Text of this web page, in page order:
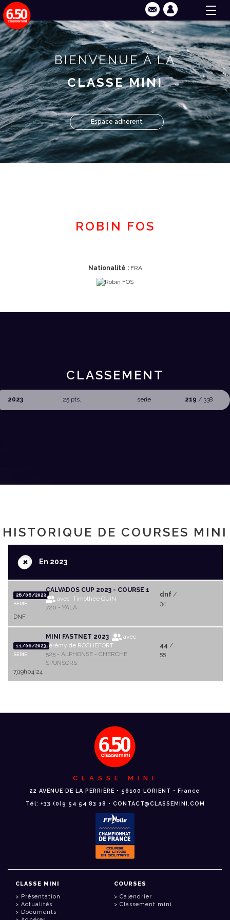
BIENVENUE À LA
CLASSE MINI
Espace adhérent
ROBIN FOS
Nationalité :FRA
CLASSEMENT
2023 25 pts. serie 219 / 338
HISTORIQUE DE COURSES MINI
+En 2023
26/06/2023
SERIE
CALVADOS CUP 2023 - COURSE 1
avec Timothée QUIN
720 - YALA
dnf/
34
DNF
11/06/2023
SERIE
MINI FASTNET 2023
avec
Jérémy de ROCHEFORT
525 - ALPHONSE - CHERCHE
SPONSORS
44 /
55
7j19h04'24
CLASSE MINI
22 AVENUE DE LA PERRIÈRE • 56100 LORIENT • France
Tél: +33 (0)9 54 54 83 18 • CONTACT@CLASSEMINI.COM
CLASSE MINI
Présentation
Actualités
Documents
COURSES
Calendrier
Classement mini